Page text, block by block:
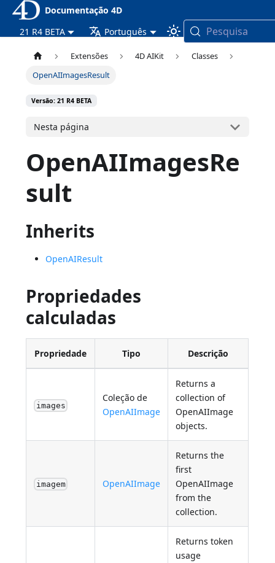
Documentação 4D
21 R4 BETA
Português Pesquisa
Extensões 4D AIKit
Classes
OpenAIImagesResult
Versão: 21 R4 BETA
Nesta página
OpenAIImagesRe
sult
Inherits
OpenAIResult
Propriedades
calculadas
Propriedade Tipo Descrição
images
Coleção de
OpenAIImage
Returns a
collection of
OpenAIImage
objects.
imagem OpenAIImage
Returns the
first
OpenAIImage
from the
collection.
Returns token
usage